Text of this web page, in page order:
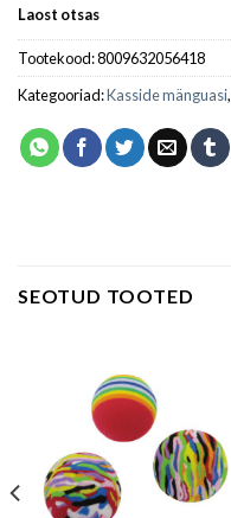
Laost otsas
Tootekood:8009632056418
Kategooriad:Kasside mänguasi,
SEOTUD TOOTED